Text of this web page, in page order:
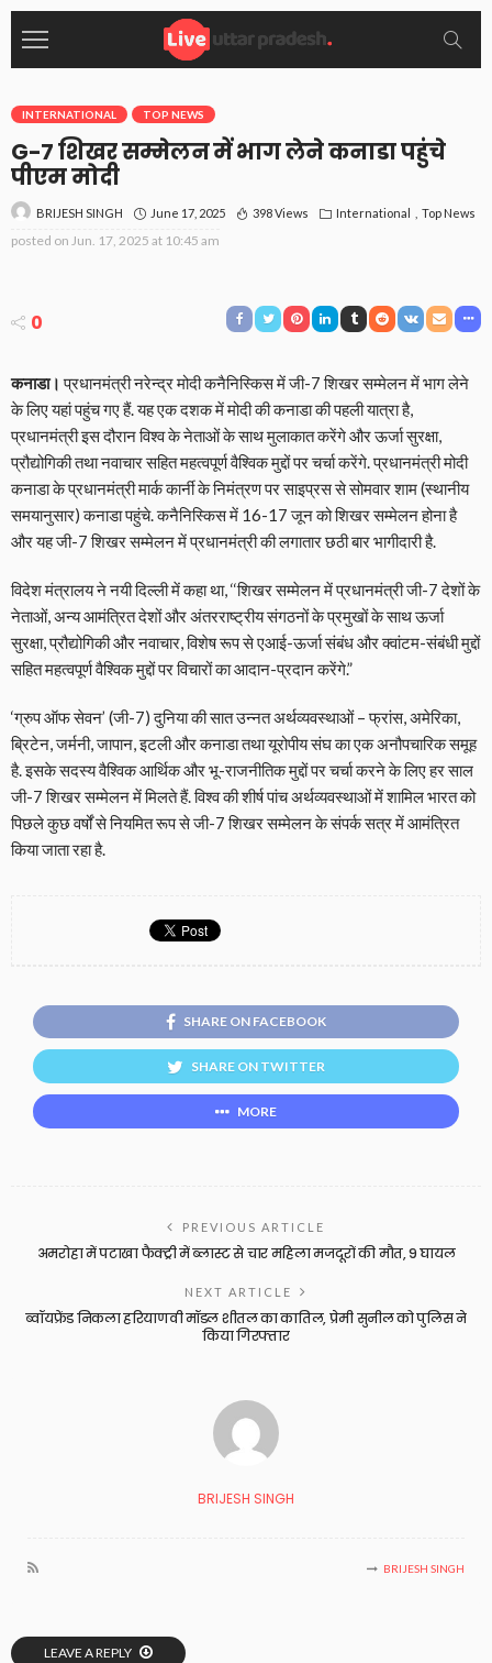
INTERNATIONAL TOP NEWS
G-7 शिखर सम्मेलन में भाग लेने कनाडा पहुंचे
पीएम मोदी
BRIJESH SINGH June 17, 2025 398 Views International Top News
posted on Jun. 17, 2025 at 10:45 am
0
कनाडा। प्रधानमंत्री नरेन्द्र मोदी कनैनिस्किस में जी-7 शिखर सम्मेलन में भाग लेने
के लिए यहां पहुंच गए हैं. यह एक दशक में मोदी की कनाडा की पहली यात्रा है,
प्रधानमंत्री इस दौरान विश्व के नेताओं के साथ मुलाकात करेंगे और ऊर्जा सुरक्षा,
प्रौद्योगिकी तथा नवाचार सहित महत्वपूर्ण वैश्विक मुद्दों पर चर्चा करेंगे. प्रधानमंत्री मोदी
कनाडा के प्रधानमंत्री मार्क कार्नी के निमंत्रण पर साइप्रस से सोमवार शाम (स्थानीय
समयानुसार) कनाडा पहुंचे. कनैनिस्किस में 16-17 जून को शिखर सम्मेलन होना है
और यह जी-7 शिखर सम्मेलन में प्रधानमंत्री की लगातार छठी बार भागीदारी है.
विदेश मंत्रालय ने नयी दिल्ली में कहा था, ‘‘शिखर सम्मेलन में प्रधानमंत्री जी-7 देशों के
नेताओं, अन्य आमंत्रित देशों और अंतरराष्ट्रीय संगठनों के प्रमुखों के साथ ऊर्जा
सुरक्षा, प्रौद्योगिकी और नवाचार, विशेष रूप से एआई-ऊर्जा संबंध और क्वांटम-संबंधी मुद्दों
सहित महत्वपूर्ण वैश्विक मुद्दों पर विचारों का आदान-प्रदान करेंगे.”
‘ग्रुप ऑफ सेवन’ (जी-7) दुनिया की सात उन्नत अर्थव्यवस्थाओं – फ्रांस, अमेरिका,
ब्रिटेन, जर्मनी, जापान, इटली और कनाडा तथा यूरोपीय संघ का एक अनौपचारिक समूह
है. इसके सदस्य वैश्विक आर्थिक और भू-राजनीतिक मुद्दों पर चर्चा करने के लिए हर साल
जी-7 शिखर सम्मेलन में मिलते हैं. विश्व की शीर्ष पांच अर्थव्यवस्थाओं में शामिल भारत को
पिछले कुछ वर्षों से नियमित रूप से जी-7 शिखर सम्मेलन के संपर्क सत्र में आमंत्रित
किया जाता रहा है.
SHARE ON FACEBOOK
SHARE ON TWITTER
MORE
PREVIOUS ARTICLE
अमरोहा में पटाखा फैक्ट्री में ब्लास्ट से चार महिला मजदूरों की मौत, 9 घायल
NEXT ARTICLE
ब्वॉयफ्रेंड निकला हरियाणवी मॉडल शीतल का कातिल, प्रेमी सुनील को पुलिस ने
किया गिरफ्तार
BRIJESH SINGH
BRIJESH SINGH
LEAVE A REPLY